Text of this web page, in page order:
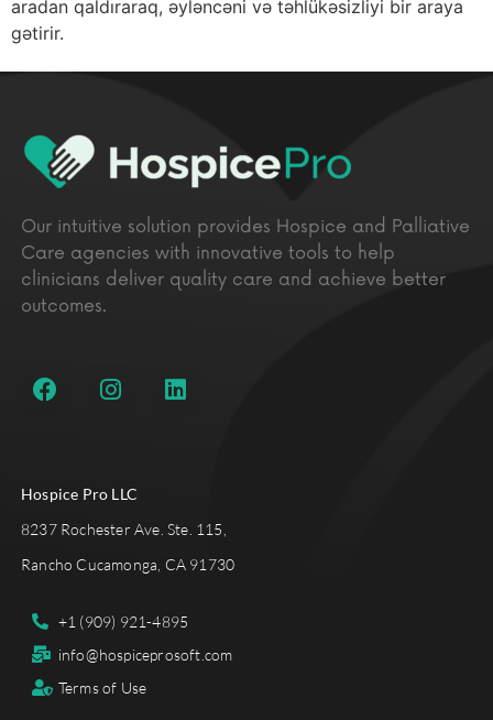
aradan qaldıraraq, əyləncəni və təhlükəsizliyi bir araya
gətirir.
Our intuitive solution provides Hospice and Palliative
Care agencies with innovative tools to help
clinicians deliver quality care and achieve better
outcomes.
Hospice Pro LLC
8237 Rochester Ave. Ste. 115,
Rancho Cucamonga, CA 91730
+1 (909) 921-4895
info@hospiceprosoft.com
Terms of Use